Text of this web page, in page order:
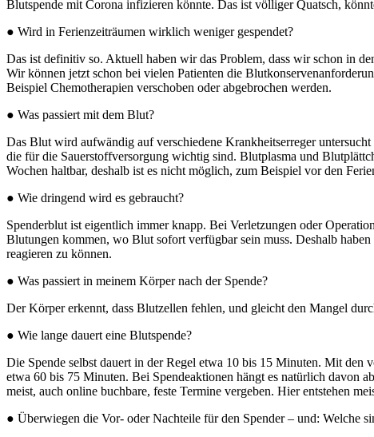
Blutspende mit Corona infizieren könnte. Das ist völliger Quatsch,
● Wird in Ferienzeiträumen wirklich weniger gespendet?
Das ist definitiv so. Aktuell haben wir das Problem, dass wir schon in
Wir können jetzt schon bei vielen Patienten die
Beispiel Chemotherapien verschoben oder abgebrochen werden.
● Was passiert mit dem Blut?
Das Blut wird aufwändig auf verschiedene Krankheitserreger
die für die Sauerstoffversorgung wichtig sind. Blutplasma und
Wochen haltbar, deshalb ist es nicht möglich, zum Beispiel vor den
● Wie dringend wird es gebraucht?
Spenderblut ist eigentlich immer knapp. Bei Verletzungen oder
Blutungen kommen, wo Blut sofort verfügbar sein muss. Deshalb
reagieren zu können.
● Was passiert in meinem Körper nach der Spende?
Der Körper erkennt, dass Blutzellen fehlen, und gleicht den Mangel
● Wie lange dauert eine Blutspende?
Die Spende selbst dauert in der Regel etwa 10 bis 15 Minuten. Mit den
etwa 60 bis 75 Minuten. Bei Spendeaktionen hängt es natürlich davon
meist, auch online buchbare, feste Termine vergeben. Hier entstehen
● Überwiegen die Vor- oder Nachteile für den Spender – und: Welche